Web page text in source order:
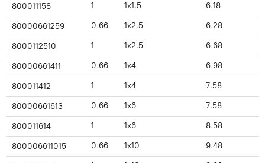
800011158 1 1x1.5 6.18
80000661259 0.66 1x2.5 6.28
8000112510 1 1x2.5 6.68
80000661411 0.66 1x4 6.98
800011412 1 1x4 7.58
80000661613 0.66 1x6 7.58
800011614 1 1x6 8.58
800006611015 0.66 1x10 9.48